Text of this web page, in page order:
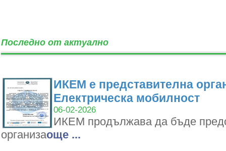
Последно от актуално
ИКЕМ е представителна
Електрическа мобилност
06-02-2026
ИКЕМ продължава да бъде
организаoще ...